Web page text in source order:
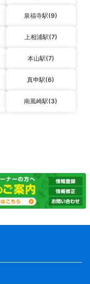
泉福寺駅(9)
上相浦駅(7)
本山駅(7)
真申駅(6)
南風崎駅(3)